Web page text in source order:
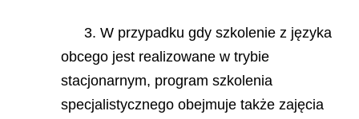
3. W przypadku gdy szkolenie z języka
obcego jest realizowane w trybie
stacjonarnym, program szkolenia
specjalistycznego obejmuje także zajęcia